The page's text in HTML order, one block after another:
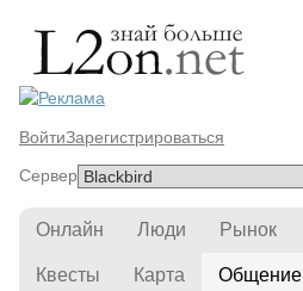
ВойтиЗарегистрироваться
Сервер
Онлайн Люди Рынок
Квесты Карта Общение